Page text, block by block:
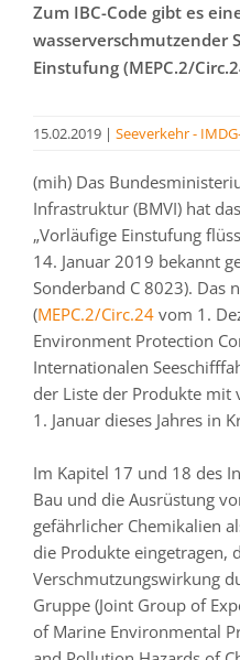
Zum IBC-Code gibt es
wasserverschmutzender
Einstufung (MEPC.2/
15.02.2019 | Seeverkehr -
(mih) Das
Infrastruktur (BMVI) hat
„Vorläufige Einstufung
14. Januar 2019 bekannt
Sonderband C 8023). Das
(MEPC.2/Circ.24 vom 1.
Environment Protection
Internationalen
der Liste der Produkte mit
1. Januar dieses Jahres in
Im Kapitel 17 und 18 des
Bau und die Ausrüstung
gefährlicher Chemikalien
die Produkte eingetragen,
Verschmutzungswirkung
Gruppe (Joint Group of
of Marine Environmental